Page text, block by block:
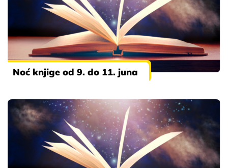
Noć knjige od 9. do 11. juna